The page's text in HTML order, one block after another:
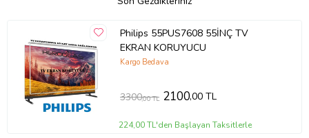
Philips 55PUS7608 55İNÇ TV
EKRAN KORUYUCU
Kargo Bedava
3300,00 TL 2100,00 TL
224,00 TL'den Başlayan Taksitlerle